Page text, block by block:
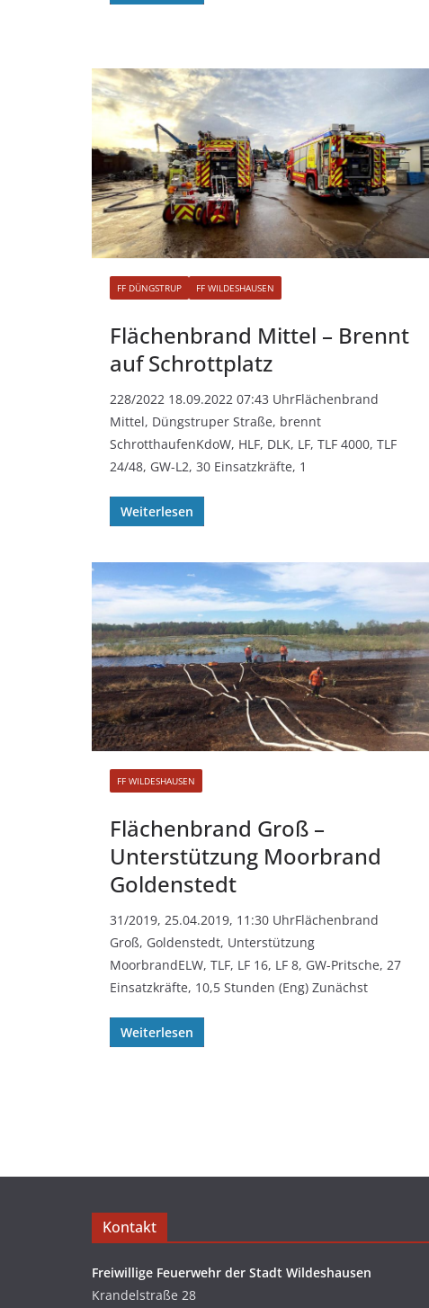
FF DÜNGSTRUP FF WILDESHAUSEN
Flächenbrand Mittel – Brennt
auf Schrottplatz
228/2022 18.09.2022 07:43 UhrFlächenbrand
Mittel, Düngstruper Straße, brennt
SchrotthaufenKdoW, HLF, DLK, LF, TLF 4000, TLF
24/48, GW-L2, 30 Einsatzkräfte, 1
Weiterlesen
FF WILDESHAUSEN
Flächenbrand Groß –
Unterstützung Moorbrand
Goldenstedt
31/2019, 25.04.2019, 11:30 UhrFlächenbrand
Groß, Goldenstedt, Unterstützung
MoorbrandELW, TLF, LF 16, LF 8, GW-Pritsche, 27
Einsatzkräfte, 10,5 Stunden (Eng) Zunächst
Weiterlesen
Kontakt
Freiwillige Feuerwehr der Stadt Wildeshausen
Krandelstraße 28